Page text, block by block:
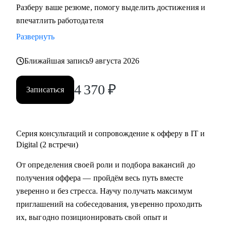
резюме, знаю, как подготовить к переходу в IT и Digital
или управленческую роль;
• Жил 2 года в Финляндии, вернулся в Россию; владею
С чем помогу:
• Составить по-настоящему эффективное резюме;
• Подготовиться к интервью;
опыта;
• Узнать, как попасть в ТОП компанию и расти в ней;
• Узнать, как договариваться о повышении зарплаты;
• Начать управлять процессами, проектами и
сотрудниками.
Кому могу помочь:
Разберу ваше резюме, помогу выделить достижения и
впечатлить работодателя
Развернуть
Ближайшая запись9 августа 2026
Записаться 4 370 ₽
Серия консультаций и сопровождение к офферу в IT и
Digital (2 встречи)
От определения своей роли и подбора вакансий до
получения оффера — пройдём весь путь вместе
уверенно и без стресса. Научу получать максимум
приглашений на собеседования, уверенно проходить
их, выгодно позиционировать свой опыт и